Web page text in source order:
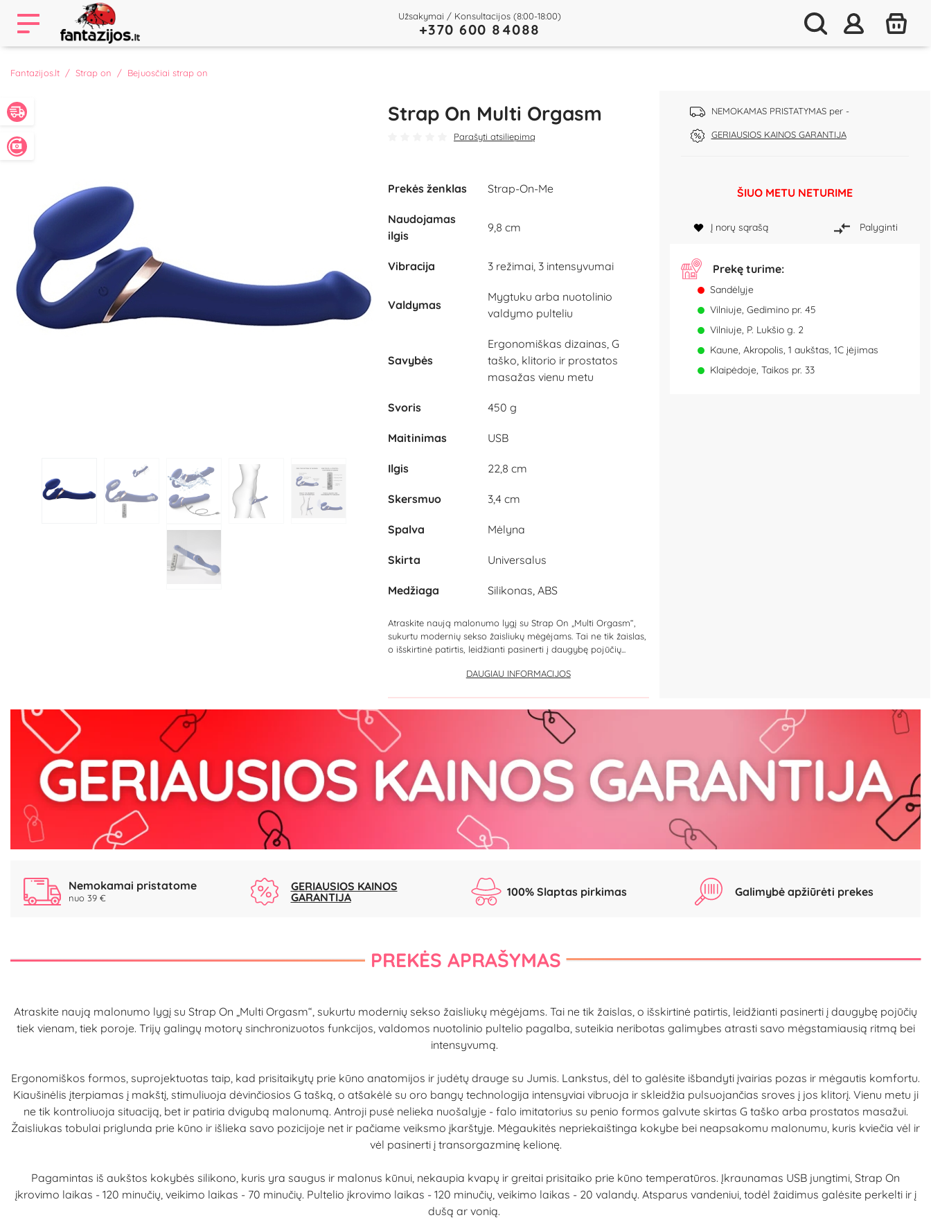
Užsakymai / Konsultacijos (8:00-18:00)
+370 600 84088
Fantazijos.lt Strap on Bejuosčiai strap on
Strap On Multi Orgasm
Parašyti atsiliepimą
NEMOKAMAS PRISTATYMAS per -
GERIAUSIOS KAINOS GARANTIJA
Prekės ženklas Strap-On-Me
Naudojamas
ilgis
9,8 cm
Vibracija 3 režimai, 3 intensyvumai
Valdymas
Mygtuku arba nuotolinio
valdymo pulteliu
Savybės
Ergonomiškas dizainas, G
taško, klitorio ir prostatos
masažas vienu metu
Svoris 450 g
Maitinimas USB
Ilgis 22,8 cm
Skersmuo 3,4 cm
Spalva Mėlyna
Skirta Universalus
Medžiaga Silikonas, ABS
Atraskite naują malonumo lygį su Strap On „Multi Orgasm“,
sukurtu modernių sekso žaisliukų mėgėjams. Tai ne tik žaislas,
o išskirtinė patirtis, leidžianti pasinerti į daugybę pojūčių...
DAUGIAU INFORMACIJOS
ŠIUO METU NETURIME
Į norų sąrašą Palyginti
Prekę turime:
Sandėlyje
Vilniuje, Gedimino pr. 45
Vilniuje, P. Lukšio g. 2
Kaune, Akropolis, 1 aukštas, 1C įėjimas
Klaipėdoje, Taikos pr. 33
Nemokamai pristatome
nuo 39 €
GERIAUSIOS KAINOS
GARANTIJA
100% Slaptas pirkimas Galimybė apžiūrėti prekes
PREKĖS APRAŠYMAS
Atraskite naują malonumo lygį su Strap On „Multi Orgasm“, sukurtu modernių sekso žaisliukų mėgėjams. Tai ne tik žaislas, o išskirtinė patirtis, leidžianti pasinerti į daugybę pojūčių
tiek vienam, tiek poroje. Trijų galingų motorų sinchronizuotos funkcijos, valdomos nuotolinio pultelio pagalba, suteikia neribotas galimybes atrasti savo mėgstamiausią ritmą bei
intensyvumą.
Ergonomiškos formos, suprojektuotas taip, kad prisitaikytų prie kūno anatomijos ir judėtų drauge su Jumis. Lankstus, dėl to galėsite išbandyti įvairias pozas ir mėgautis komfortu.
Kiaušinėlis įterpiamas į makštį, stimuliuoja dėvinčiosios G tašką, o atšakėlė su oro bangų technologija intensyviai vibruoja ir skleidžia pulsuojančias sroves į jos klitorį. Vienu metu ji
ne tik kontroliuoja situaciją, bet ir patiria dvigubą malonumą. Antroji pusė nelieka nuošalyje - falo imitatorius su penio formos galvute skirtas G taško arba prostatos masažui.
Žaisliukas tobulai priglunda prie kūno ir išlieka savo pozicijoje net ir pačiame veiksmo įkarštyje. Mėgaukitės nepriekaištinga kokybe bei neapsakomu malonumu, kuris kviečia vėl ir
vėl pasinerti į transorgazminę kelionę.
Pagamintas iš aukštos kokybės silikono, kuris yra saugus ir malonus kūnui, nekaupia kvapų ir greitai prisitaiko prie kūno temperatūros. Įkraunamas USB jungtimi, Strap On
įkrovimo laikas - 120 minučių, veikimo laikas - 70 minučių. Pultelio įkrovimo laikas - 120 minučių, veikimo laikas - 20 valandų. Atsparus vandeniui, todėl žaidimus galėsite perkelti ir į
dušą ar vonią.